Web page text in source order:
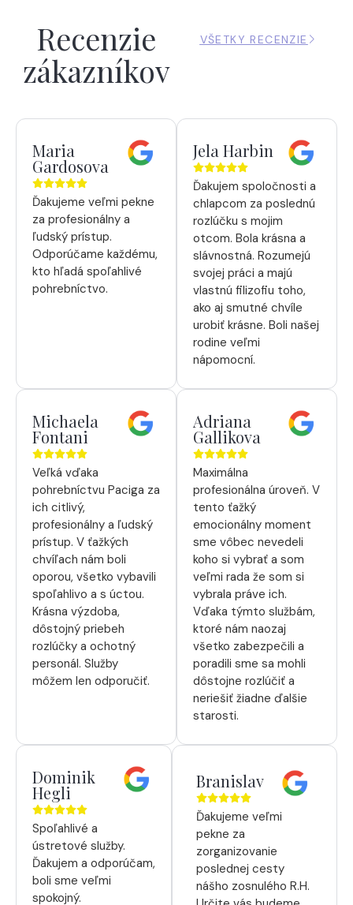
Recenzie
zákazníkov
VŠETKY RECENZIE
Maria
Gardosova
Ďakujeme veľmi pekne
za profesionálny a
ľudský prístup.
Odporúčame každému,
kto hľadá spoľahlivé
pohrebníctvo.
Jela Harbin
Ďakujem spoločnosti a
chlapcom za poslednú
rozlúčku s mojim
otcom. Bola krásna a
slávnostná. Rozumejú
svojej práci a majú
vlastnú filizofiu toho,
ako aj smutné chvíle
urobiť krásne. Boli našej
rodine veľmi
nápomocní.
Michaela
Fontani
Veľká vďaka
pohrebníctvu Paciga za
ich citlivý,
profesionálny a ľudský
prístup. V ťažkých
chvíľach nám boli
oporou, všetko vybavili
spoľahlivo a s úctou.
Krásna výzdoba,
dôstojný priebeh
rozlúčky a ochotný
personál. Služby
môžem len odporučiť.
Adriana
Gallikova
Maximálna
profesionálna úroveň. V
tento ťažký
emocionálny moment
sme vôbec nevedeli
koho si vybrať a som
veľmi rada že som si
vybrala práve ich.
Vďaka týmto službám,
ktoré nám naozaj
všetko zabezpečili a
poradili sme sa mohli
dôstojne rozlúčiť a
neriešiť žiadne ďalšie
starosti.
Dominik
Hegli
Spoľahlivé a
ústretové služby.
Ďakujem a odporúčam,
boli sme veľmi
spokojný.
Branislav
Ďakujeme veľmi
pekne za
zorganizovanie
poslednej cesty
nášho zosnulého R.H.